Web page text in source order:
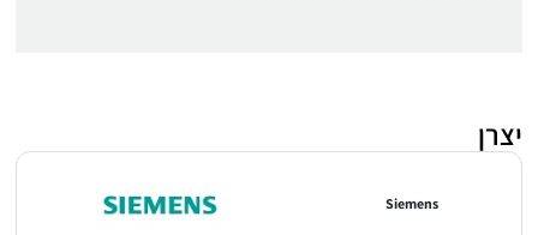
יצרן
Siemens